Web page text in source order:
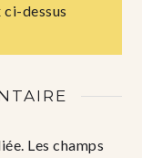
ci-dessus
Les champs